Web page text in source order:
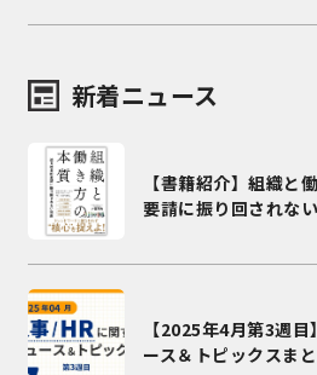
新着ニュース
【書籍紹介】組織
要請に振り回されな
【2025年4月第3週
ース＆トピックスま